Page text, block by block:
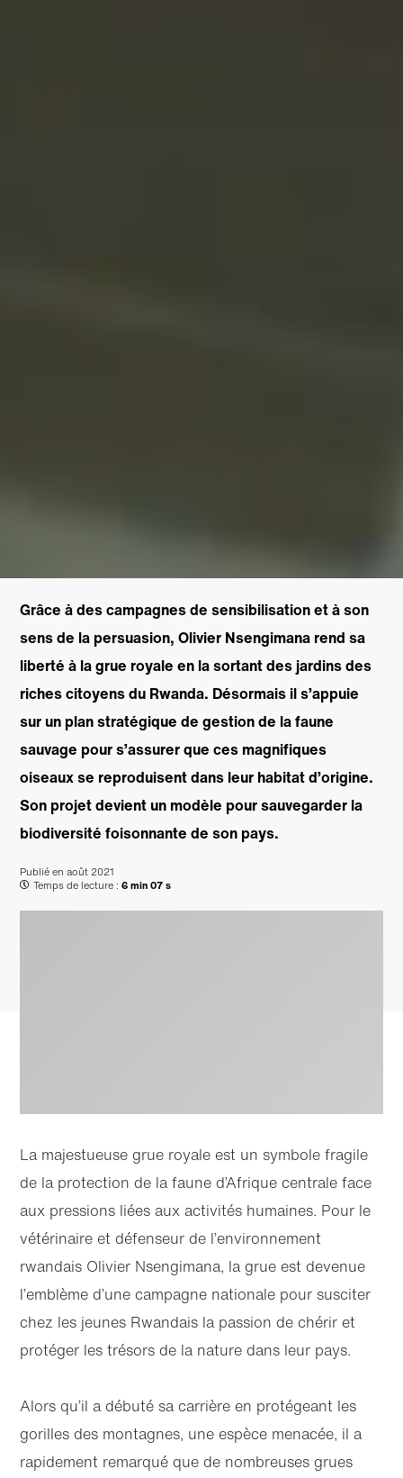
Grâce à des campagnes de sensibilisation et à son
sens de la persuasion, Olivier Nsengimana rend sa
liberté à la grue royale en la sortant des jardins des
riches citoyens du Rwanda. Désormais il s’appuie
sur un plan stratégique de gestion de la faune
sauvage pour s’assurer que ces magnifiques
oiseaux se reproduisent dans leur habitat d’origine.
Son projet devient un modèle pour sauvegarder la
biodiversité foisonnante de son pays.
Publié en août 2021
Temps de lecture : 6 min 07 s
La majestueuse grue royale est un symbole fragile
de la protection de la faune d’Afrique centrale face
aux pressions liées aux activités humaines. Pour le
vétérinaire et défenseur de l’environnement
rwandais Olivier Nsengimana, la grue est devenue
l’emblème d’une campagne nationale pour susciter
chez les jeunes Rwandais la passion de chérir et
protéger les trésors de la nature dans leur pays.
Alors qu’il a débuté sa carrière en protégeant les
gorilles des montagnes, une espèce menacée, il a
rapidement remarqué que de nombreuses grues